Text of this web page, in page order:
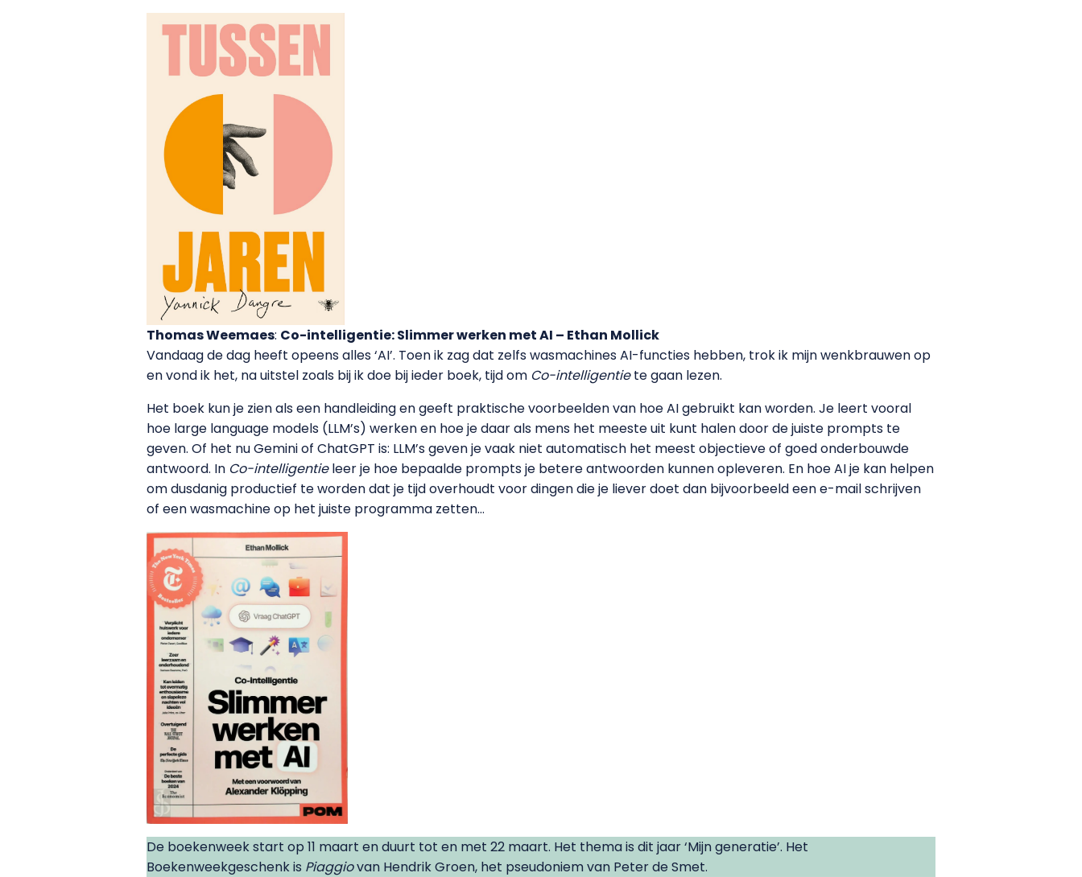
Thomas Weemaes: Co-intelligentie: Slimmer werken met AI – Ethan Mollick
Vandaag de dag heeft opeens alles ‘AI’. Toen ik zag dat zelfs wasmachines AI-functies hebben, trok ik mijn wenkbrauwen op
en vond ik het, na uitstel zoals bij ik doe bij ieder boek, tijd om Co-intelligentiete gaan lezen.
Het boek kun je zien als een handleiding en geeft praktische voorbeelden van hoe AI gebruikt kan worden. Je leert vooral
hoe large language models (LLM’s) werken en hoe je daar als mens het meeste uit kunt halen door de juiste prompts te
geven. Of het nu Gemini of ChatGPT is: LLM’s geven je vaak niet automatisch het meest objectieve of goed onderbouwde
antwoord. In Co-intelligentieleer je hoe bepaalde prompts je betere antwoorden kunnen opleveren. En hoe AI je kan helpen
om dusdanig productief te worden dat je tijd overhoudt voor dingen die je liever doet dan bijvoorbeeld een e-mail schrijven
of een wasmachine op het juiste programma zetten…
De boekenweek start op 11 maart en duurt tot en met 22 maart. Het thema is dit jaar ‘Mijn generatie’. Het
Boekenweekgeschenk is Piaggiovan Hendrik Groen, het pseudoniem van Peter de Smet.